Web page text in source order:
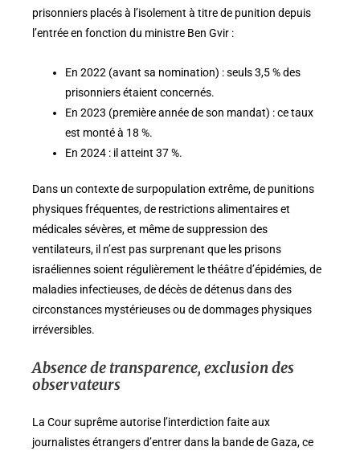
prisonniers placés à l’isolement à titre de punition depuis
l’entrée en fonction du ministre Ben Gvir :
En 2022 (avant sa nomination) : seuls 3,5 % des
prisonniers étaient concernés.
En 2023 (première année de son mandat) : ce taux
est monté à 18 %.
En 2024 : il atteint 37 %.
Dans un contexte de surpopulation extrême, de punitions
physiques fréquentes, de restrictions alimentaires et
médicales sévères, et même de suppression des
ventilateurs, il n’est pas surprenant que les prisons
israéliennes soient régulièrement le théâtre d’épidémies, de
maladies infectieuses, de décès de détenus dans des
circonstances mystérieuses ou de dommages physiques
irréversibles.
Absence de transparence, exclusion des
observateurs
La Cour suprême autorise l’interdiction faite aux
journalistes étrangers d’entrer dans la bande de Gaza, ce